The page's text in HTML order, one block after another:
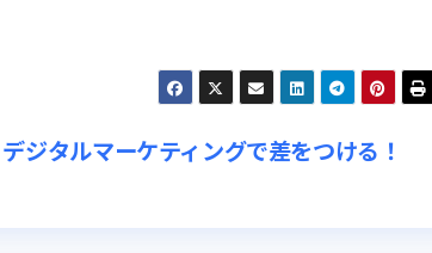
デジタルマーケティングで差をつける！